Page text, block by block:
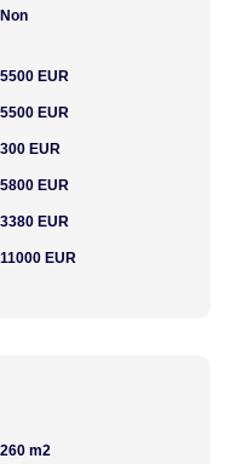
Non
5500 EUR
5500 EUR
300 EUR
5800 EUR
3380 EUR
11000 EUR
260 m2